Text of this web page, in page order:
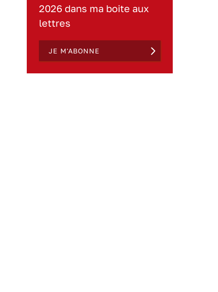
2026 dans ma boite aux
lettres
JE M'ABONNE